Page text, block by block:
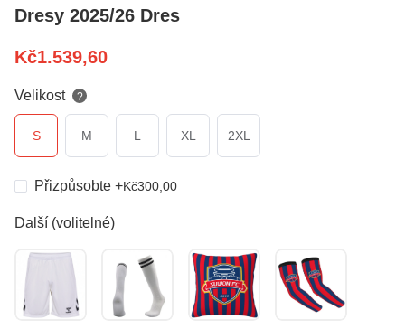
Dresy 2025/26 Dres
Kč1.539,60
Velikost ?
S M L XL 2XL
Přizpůsobte +Kč300,00
Další (volitelné)